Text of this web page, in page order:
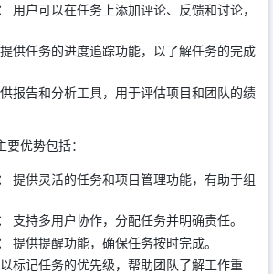
用户可以在任务上添加评论、反馈和讨论，
提供任务的进度追踪功能，以了解任务的完成
报告和分析工具，用于评估项目和团队的绩
优势包括：
提供灵活的任务和项目管理功能，有助于组
支持多用户协作，分配任务并明确责任。
提供提醒功能，确保任务按时完成。
标记任务的优先级，帮助团队了解工作重